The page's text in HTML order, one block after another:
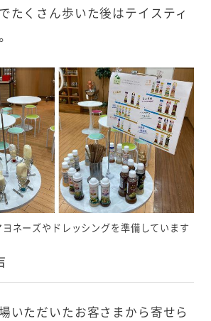
たくさん歩いた後はテイスティ
ネーズやドレッシングを準備しています
いただいたお客さまから寄せら